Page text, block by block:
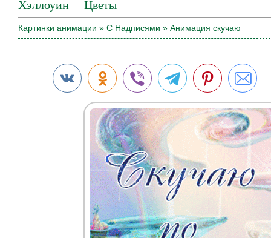
Хэллоуин Цветы
Картинки анимации » С Надписями » Анимация скучаю